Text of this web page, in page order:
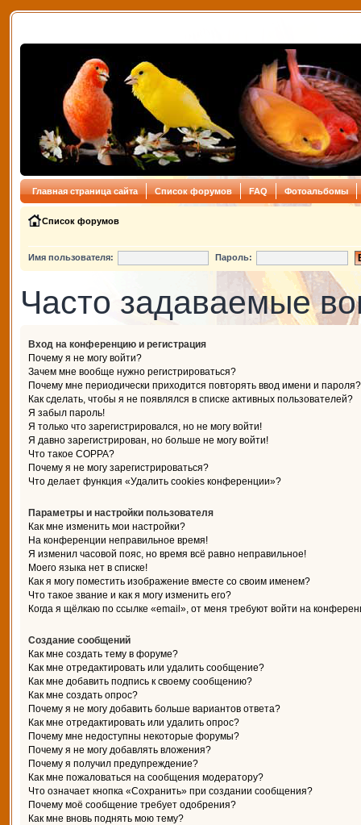
Главная страница сайта Список форумов FAQ Фотоальбомы
Список форумов
Имя пользователя: Пароль:
Часто задаваемые
Вход на конференцию и регистрация
Почему я не могу войти?
Зачем мне вообще нужно регистрироваться?
Почему мне периодически приходится повторять ввод имени и пароля?
Как сделать, чтобы я не появлялся в списке активных пользователей?
Я забыл пароль!
Я только что зарегистрировался, но не могу войти!
Я давно зарегистрирован, но больше не могу войти!
Что такое COPPA?
Почему я не могу зарегистрироваться?
Что делает функция «Удалить cookies конференции»?
Параметры и настройки пользователя
Как мне изменить мои настройки?
На конференции неправильное время!
Я изменил часовой пояс, но время всё равно неправильное!
Моего языка нет в списке!
Как я могу поместить изображение вместе со своим именем?
Что такое звание и как я могу изменить его?
Когда я щёлкаю по ссылке «email», от меня требуют войти на
Создание сообщений
Как мне создать тему в форуме?
Как мне отредактировать или удалить сообщение?
Как мне добавить подпись к своему сообщению?
Как мне создать опрос?
Почему я не могу добавить больше вариантов ответа?
Как мне отредактировать или удалить опрос?
Почему мне недоступны некоторые форумы?
Почему я не могу добавлять вложения?
Почему я получил предупреждение?
Как мне пожаловаться на сообщения модератору?
Что означает кнопка «Сохранить» при создании сообщения?
Почему моё сообщение требует одобрения?
Как мне вновь поднять мою тему?